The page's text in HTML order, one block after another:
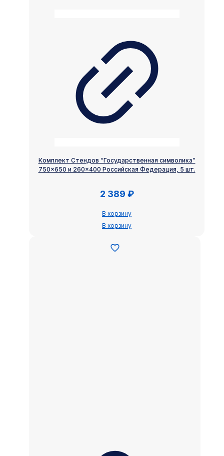
Комплект Стендов “Государственная символика”
750×650 и 260×400 Российская Федерация, 5 шт.
2 389 ₽
В корзину
В корзину